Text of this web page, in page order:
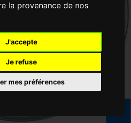
la provenance de nos
J'accepte
Je refuse
mes préférences